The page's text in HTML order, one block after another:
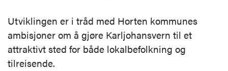
Utviklingen er i tråd med Horten kommunes
ambisjoner om å gjøre Karljohansvern til et
attraktivt sted for både lokalbefolkning og
tilreisende.